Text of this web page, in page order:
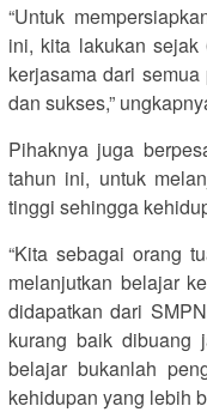
“Untuk
ini, kita lakukan
kerjasama dari
dan sukses,”
Pihaknya juga
tahun ini, untuk
tinggi sehingga
“Kita sebagai orang
melanjutkan belajar
didapatkan dari
kurang baik dibuang
belajar bukanlah
kehidupan yang lebih